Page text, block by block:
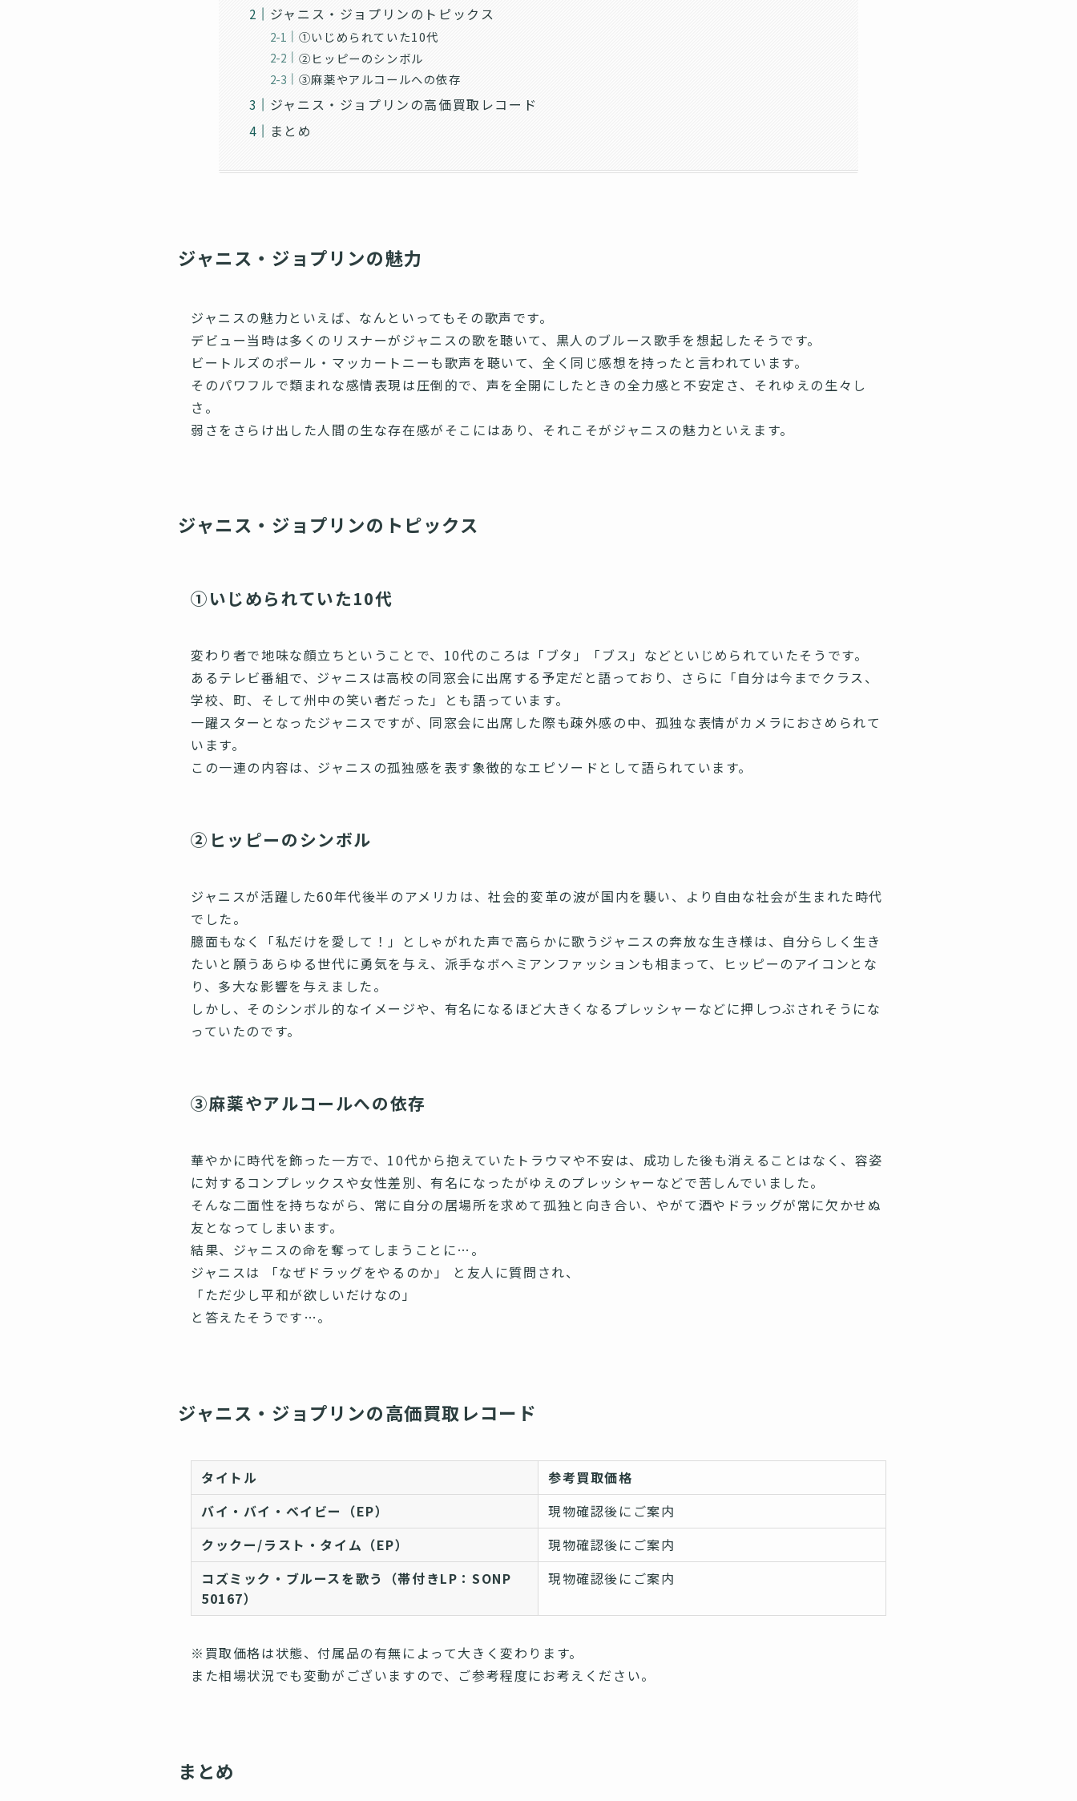
ジャニス・ジョプリンのトピックス
①いじめられていた10代
②ヒッピーのシンボル
③麻薬やアルコールへの依存
ジャニス・ジョプリンの高価買取レコード
まとめ
ジャニス・ジョプリンの魅力
ジャニスの魅力といえば、なんといってもその歌声です。
デビュー当時は多くのリスナーがジャニスの歌を聴いて、黒人のブルース歌手を想起したそうです。
ビートルズのポール・マッカートニーも歌声を聴いて、全く同じ感想を持ったと言われています。
そのパワフルで類まれな感情表現は圧倒的で、声を全開にしたときの全力感と不安定さ、それゆえの生々し
さ。
弱さをさらけ出した人間の生な存在感がそこにはあり、それこそがジャニスの魅力といえます。
ジャニス・ジョプリンのトピックス
①いじめられていた10代
変わり者で地味な顔立ちということで、10代のころは「ブタ」「ブス」などといじめられていたそうです。
あるテレビ番組で、ジャニスは高校の同窓会に出席する予定だと語っており、さらに「自分は今までクラス、
学校、町、そして州中の笑い者だった」とも語っています。
一躍スターとなったジャニスですが、同窓会に出席した際も疎外感の中、孤独な表情がカメラにおさめられて
います。
この一連の内容は、ジャニスの孤独感を表す象徴的なエピソードとして語られています。
②ヒッピーのシンボル
ジャニスが活躍した60年代後半のアメリカは、社会的変革の波が国内を襲い、より自由な社会が生まれた時代
でした。
臆面もなく「私だけを愛して！」としゃがれた声で高らかに歌うジャニスの奔放な生き様は、自分らしく生き
たいと願うあらゆる世代に勇気を与え、派手なボヘミアンファッションも相まって、ヒッピーのアイコンとな
り、多大な影響を与えました。
しかし、そのシンボル的なイメージや、有名になるほど大きくなるプレッシャーなどに押しつぶされそうにな
っていたのです。
③麻薬やアルコールへの依存
華やかに時代を飾った一方で、10代から抱えていたトラウマや不安は、成功した後も消えることはなく、容姿
に対するコンプレックスや女性差別、有名になったがゆえのプレッシャーなどで苦しんでいました。
そんな二面性を持ちながら、常に自分の居場所を求めて孤独と向き合い、やがて酒やドラッグが常に欠かせぬ
友となってしまいます。
結果、ジャニスの命を奪ってしまうことに…。
ジャニスは 「なぜドラッグをやるのか」 と友人に質問され、
「ただ少し平和が欲しいだけなの」
と答えたそうです…。
ジャニス・ジョプリンの高価買取レコード
タイトル
参考買取価格
バイ・バイ・ベイビー（EP）
現物確認後にご案内
クックー/ラスト・タイム（EP）
現物確認後にご案内
コズミック・ブルースを歌う（帯付きLP：SONP
50167）
現物確認後にご案内
※買取価格は状態、付属品の有無によって大きく変わります。
また相場状況でも変動がございますので、ご参考程度にお考えください。
まとめ